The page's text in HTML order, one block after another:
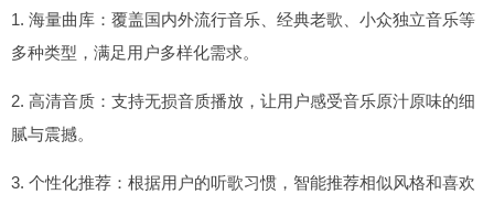
1. 海量曲库：覆盖国内外流行音乐、经典老歌、小众独立音乐等
多种类型，满足用户多样化需求。
2. 高清音质：支持无损音质播放，让用户感受音乐原汁原味的细
腻与震撼。
3. 个性化推荐：根据用户的听歌习惯，智能推荐相似风格和喜欢